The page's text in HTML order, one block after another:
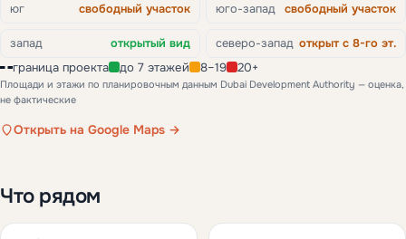
юг свободный участок юго-запад свободный участок
запад открытый вид северо-запад открыт с 8-го эт.
граница проекта до 7 этажей 8–19 20+
Площади и этажи по планировочным данным Dubai Development Authority — оценка,
не фактические
Открыть на Google Maps →
Что рядом